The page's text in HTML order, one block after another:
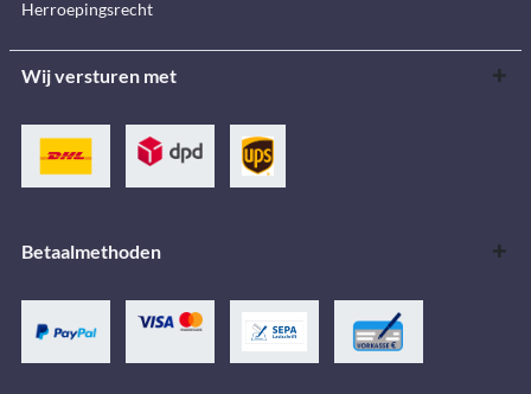
Herroepingsrecht
Wij versturen met
Betaalmethoden